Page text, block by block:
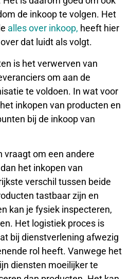
de inkoop te volgen. Het
alles over inkoop, heeft hier
dat luidt als volgt.
is het verwerven van
om aan de
te voldoen. In wat voor
inkopen van producten en
bij de inkoop van
vraagt om een andere
het inkopen van
verschil tussen beide
tastbaar zijn en
kan je fysiek inspecteren,
Het logistiek proces is
bij dienstverlening afwezig
rol heeft. Vanwege het
diensten moeilijker te